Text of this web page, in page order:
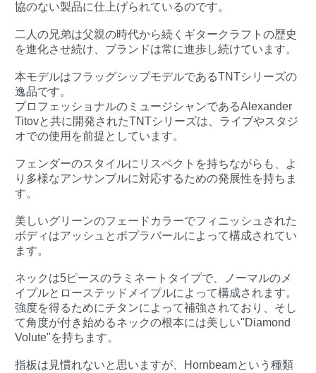
協のない製品に仕上げられているのです。
二人の兄弟は父親の時代から続くギタークラフトの歴史
を進化させ続け、ブランドは常に進歩し続けています。
本モデルはフラッグシップモデルであるTNTシリーズの
逸品です。
プロフェッショナルのミュージシャンであるAlexander
Titovと共に開発されたTNTシリーズは、ライブやスタジ
オでの使用を前提としています。
フェンダーのスタイルにリスペクトを持ちながらも、よ
り多様なアンサンブルに対応するための発展性を持ちま
す。
美しいグリーンのフェードカラーでフィニッシュされた
ボディはアッシュとポプラバールによって構成されてい
ます。
ネックは5ピースのラミネートタイプで、ノーマルのメ
イプルとローステッドメイプルによって構成されます。
強度を得るためにチタンによって補強されており、そし
て角度が付き始めるネックの根本には美しい"Diamond
Volute"を持ちます。
指板は見慣れないと思いますが、Hornbeamという種類